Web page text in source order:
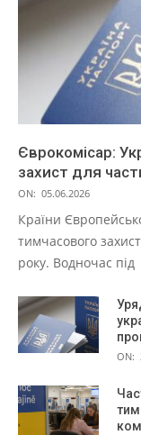
Єврокомісар:
захист для
ON: 05.06.2026
Країни
тимчасового
року. Водночас під
ON: